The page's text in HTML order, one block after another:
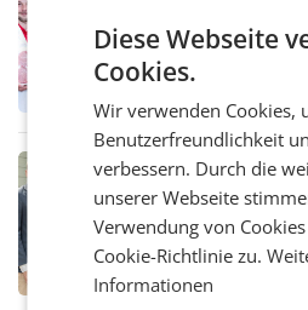
Penny
Ober- und
laufenden
erneuert Penny
Oberösterreich.
in Haag sowie im
RETAIL
Alles bereit für
Albrecht setzt
WIENER
Zusammenarbeit
Vorarlberger
Diese Webseite
Cookies.
Wir verwenden Cookies,
Benutzerfreundlichkeit
verbessern. Durch die
unserer Webseite
Verwendung von
Cookie-Richtlinie zu.
Informationen